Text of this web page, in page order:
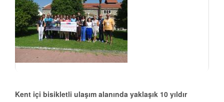
Kent içi bisikletli ulaşım alanında yaklaşık 10 yıldır